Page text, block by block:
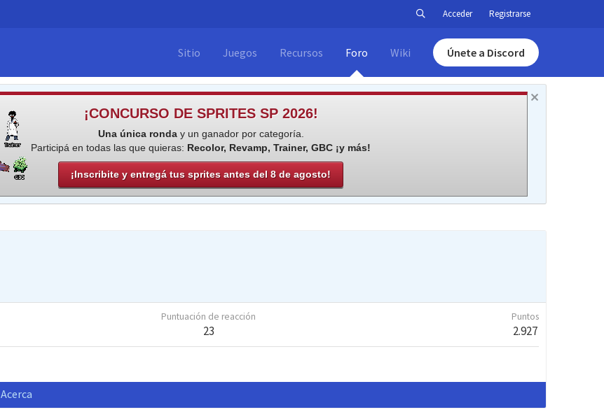
Acceder Registrarse
Sitio Juegos Recursos Foro Wiki Únete a Discord
¡CONCURSO DE SPRITES SP 2026!
Una única ronday un ganador por categoría.
Participá en todas las que quieras: Recolor, Revamp, Trainer, GBC ¡y más!
¡Inscribite y entregá tus sprites antes del 8 de agosto!
Puntuación de reacción
23
Puntos
2.927
Acerca